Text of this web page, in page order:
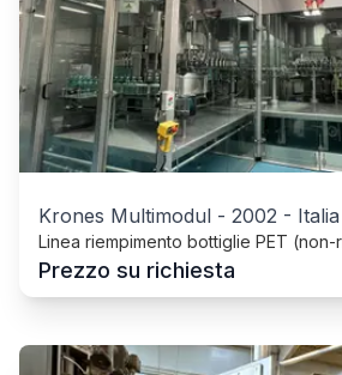
Krones Multimodul - 2002 - Italia
Linea riempimento bottiglie PET (non-
Prezzo su richiesta